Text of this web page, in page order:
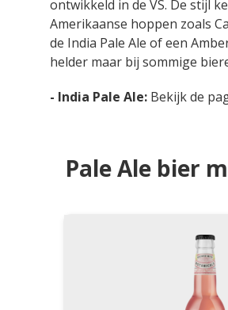
ontwikkeld in de VS. De stijl
Amerikaanse hoppen zoals
de India Pale Ale of een
helder maar bij sommige
- India Pale Ale:Bekijk de
Pale Ale bier